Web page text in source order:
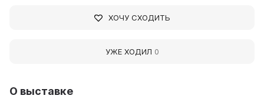
О выставке
ХОЧУ СХОДИТЬ
УЖЕ ХОДИЛ 0